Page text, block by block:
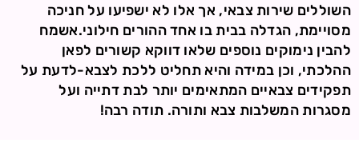
השוללים שירות צבאי, אך אלו לא ישפיעו על חניכה
מסויימת, הגדלה בבית בו אחד ההורים חילוני.אשמח
להבין נימוקים נוספים שלאו דווקא קשורים לפאן
ההלכתי, וכן במידה והיא תחליט ללכת לצבא-לדעת על
תפקידים צבאיים המתאימים יותר לבת דתייה ועל
מסגרות המשלבות צבא ותורה. תודה רבה!